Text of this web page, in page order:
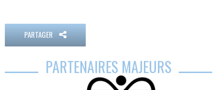
PARTAGER
PARTENAIRES MAJEURS